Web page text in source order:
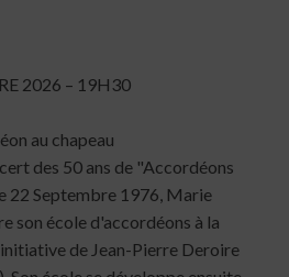
2026 – 19H30
au chapeau
des 50 ans de "Accordéons
22 Septembre 1976, Marie
son école d'accordéons à la
de Jean-Pierre Deroire